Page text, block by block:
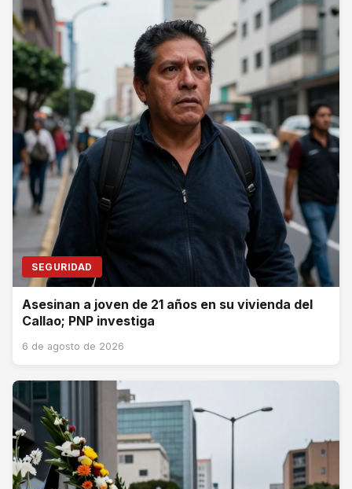
SEGURIDAD
Asesinan a joven de 21 años en su vivienda del
Callao; PNP investiga
6 de agosto de 2026